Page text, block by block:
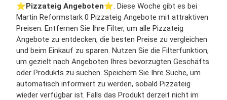
⭐️Pizzateig Angeboten⭐️. Diese Woche gibt es bei
Martin Reformstark 0 Pizzateig Angebote mit attraktiven
Preisen. Entfernen Sie Ihre Filter, um alle Pizzateig
Angebote zu entdecken, die besten Preise zu vergleichen
und beim Einkauf zu sparen. Nutzen Sie die Filterfunktion,
um gezielt nach Angeboten Ihres bevorzugten Geschäfts
oder Produkts zu suchen. Speichern Sie Ihre Suche, um
automatisch informiert zu werden, sobald Pizzateig
wieder verfügbar ist. Falls das Produkt derzeit nicht im